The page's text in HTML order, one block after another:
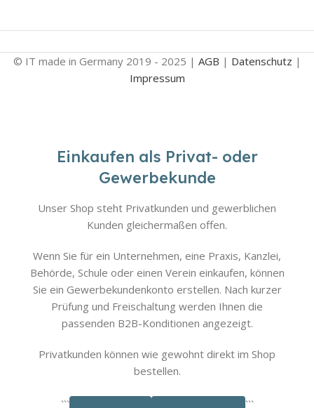
© IT made in Germany 2019 - 2025 | AGB | Datenschutz |
Impressum
Einkaufen als Privat- oder
Gewerbekunde
Unser Shop steht Privatkunden und gewerblichen
Kunden gleichermaßen offen.
Wenn Sie für ein Unternehmen, eine Praxis, Kanzlei,
Behörde, Schule oder einen Verein einkaufen, können
Sie ein Gewerbekundenkonto erstellen. Nach kurzer
Prüfung und Freischaltung werden Ihnen die
passenden B2B-Konditionen angezeigt.
Privatkunden können wie gewohnt direkt im Shop
bestellen.
``` ```